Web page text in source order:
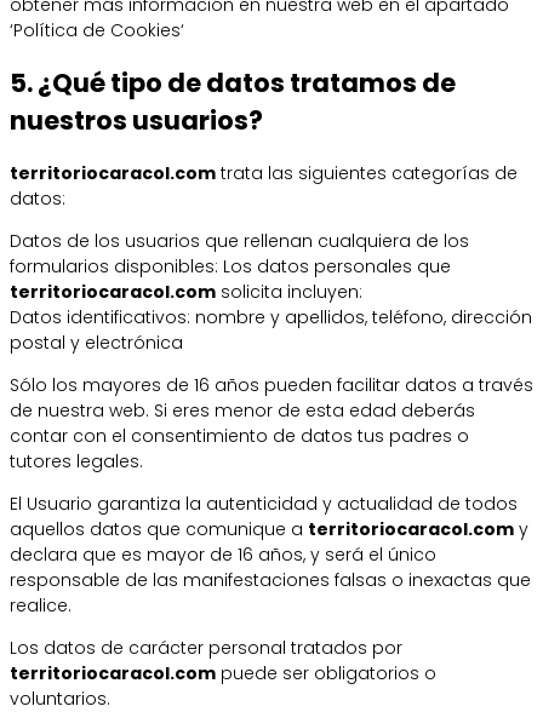
‘Política de Cookies‘
5. ¿Qué tipo de datos tratamos de
nuestros usuarios?
territoriocaracol.com trata las siguientes categorías de
datos:
Datos de los usuarios que rellenan cualquiera de los
formularios disponibles: Los datos personales que
territoriocaracol.com solicita incluyen:
Datos identificativos: nombre y apellidos, teléfono, dirección
postal y electrónica
Sólo los mayores de 16 años pueden facilitar datos a través
de nuestra web. Si eres menor de esta edad deberás
contar con el consentimiento de datos tus padres o
tutores legales.
El Usuario garantiza la autenticidad y actualidad de todos
aquellos datos que comunique a territoriocaracol.com y
declara que es mayor de 16 años, y será el único
responsable de las manifestaciones falsas o inexactas que
realice.
Los datos de carácter personal tratados por
territoriocaracol.com puede ser obligatorios o
voluntarios.